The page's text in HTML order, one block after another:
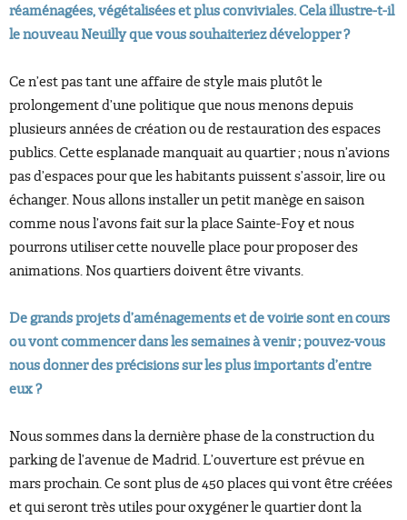
réaménagées, végétalisées et plus conviviales. Cela illustre-t-il
le nouveau Neuilly que vous souhaiteriez développer ?
Ce n’est pas tant une affaire de style mais plutôt le
prolongement d’une politique que nous menons depuis
plusieurs années de création ou de restauration des espaces
publics. Cette esplanade manquait au quartier ; nous n’avions
pas d’espaces pour que les habitants puissent s’assoir, lire ou
échanger. Nous allons installer un petit manège en saison
comme nous l’avons fait sur la place Sainte-Foy et nous
pourrons utiliser cette nouvelle place pour proposer des
animations. Nos quartiers doivent être vivants.
De grands projets d’aménagements et de voirie sont en cours
ou vont commencer dans les semaines à venir ; pouvez-vous
nous donner des précisions sur les plus importants d’entre
eux ?
Nous sommes dans la dernière phase de la construction du
parking de l’avenue de Madrid. L’ouverture est prévue en
mars prochain. Ce sont plus de 450 places qui vont être créées
et qui seront très utiles pour oxygéner le quartier dont la